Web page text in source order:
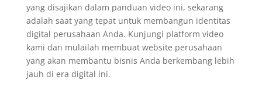
yang disajikan dalam panduan video ini, sekarang
adalah saat yang tepat untuk membangun identitas
digital perusahaan Anda. Kunjungi platform video
kami dan mulailah membuat website perusahaan
yang akan membantu bisnis Anda berkembang lebih
jauh di era digital ini.